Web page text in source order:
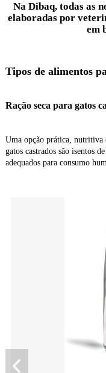
Na Dibaq, todas as
elaboradas por
em
Tipos de alimentos
Ração seca para gatos
Uma opção prática, nutritiva
gatos castrados são isentos
adequados para consumo